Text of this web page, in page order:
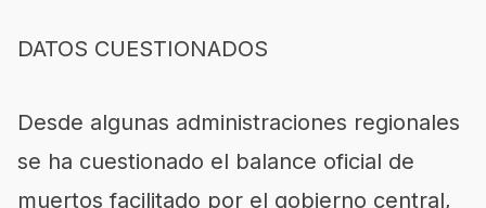
DATOS CUESTIONADOS
Desde algunas administraciones regionales
se ha cuestionado el balance oficial de
muertos facilitado por el gobierno central,